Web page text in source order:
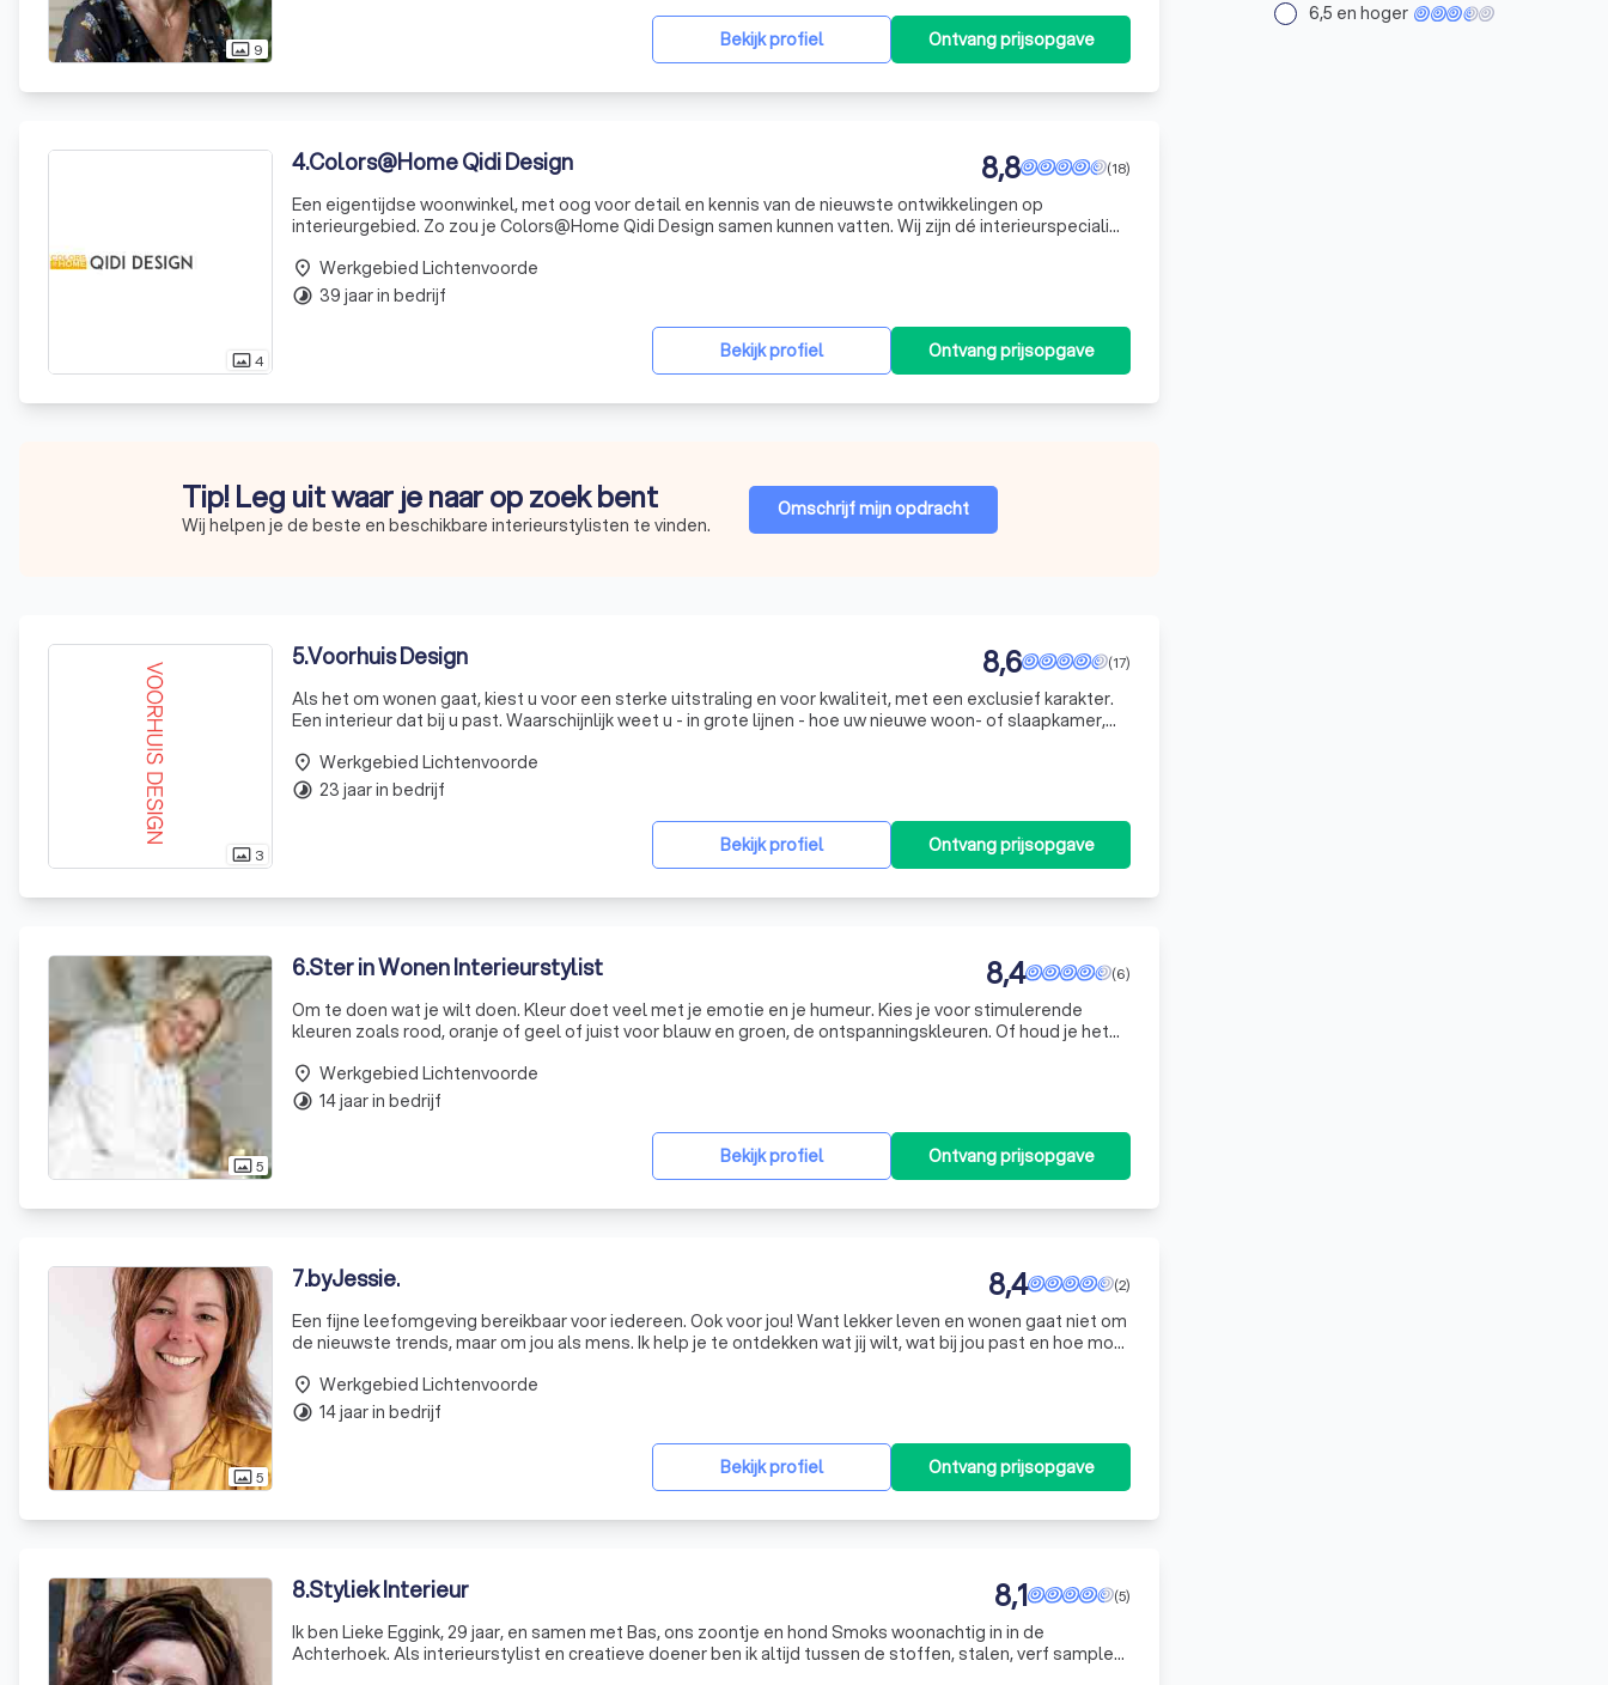
photo_size_select_actual 9 Bekijk profiel Ontvang prijsopgave
photo_size_select_actual4
4.Colors@Home Qidi Design (18)
8,8
Een eigentijdse woonwinkel, met oog voor detail en kennis van de nieuwste ontwikkelingen op
interieurgebied. Zo zou je Colors@Home Qidi Design samen kunnen vatten. Wij zijn dé interieurspecialist
raamdec
Bekijk profiel Ontvang prijsopgave
place Werkgebied Lichtenvoorde
timelapse 39 jaar in bedrijf
Tip! Leg uit waar je naar op zoek bent
Wij helpen je de beste en beschikbare interieurstylisten te vinden.
Omschrijf mijn opdracht
photo_size_select_actual 3
5.Voorhuis Design (17)
8,6
Als het om wonen gaat, kiest u voor een sterke uitstraling en voor kwaliteit, met een exclusief karakter.
Een interieur dat bij u past. Waarschijnlijk weet u - in grote lijnen - hoe uw nieuwe woon- of slaapkamer,
Bekijk profiel Ontvang prijsopgave
place Werkgebied Lichtenvoorde
timelapse 23 jaar in bedrijf
photo_size_select_actual5
6.Ster in Wonen Interieurstylist (6)
8,4
Om te doen wat je wilt doen. Kleur doet veel met je emotie en je humeur. Kies je voor stimulerende
kleuren zoals rood, oranje of geel of juist voor blauw en groen, de ontspanningskleuren. Of houd je het
Bekijk profiel Ontvang prijsopgave
place Werkgebied Lichtenvoorde
timelapse 14 jaar in bedrijf
photo_size_select_actual5
7.byJessie. (2)
8,4
Een fijne leefomgeving bereikbaar voor iedereen. Ook voor jou! Want lekker leven en wonen gaat niet om
de nieuwste trends, maar om jou als mens. Ik help je te ontdekken wat jij wilt, wat bij jou past en hoe mooi
Bekijk profiel Ontvang prijsopgave
place Werkgebied Lichtenvoorde
timelapse 14 jaar in bedrijf
8.Styliek Interieur (5)
8,1
Ik ben Lieke Eggink, 29 jaar, en samen met Bas, ons zoontje en hond Smoks woonachtig in in de
Achterhoek. Als interieurstylist en creatieve doener ben ik altijd tussen de stoffen, stalen, verf samples
6,5 en hoger